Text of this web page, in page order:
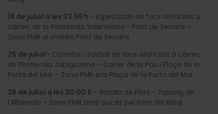
18 de juliol a les 23.59 h – Espectacle de focs artificials a
càrrec de la Pirotecnia Valenciana – Pont de Serrans –
Zona PMR al mateix Pont de Serrans
25 de juliol – Correfoc i castell de focs artificials a càrrec
de Pirotecnia Zaragozana – Carrer de la Pau i Plaça de la
Porta del Mar – Zona PMR a la Plaça de la Porta del Mar
26 de juliol a les 20.00 h – Batalla de Flors – Passeig de
l’Albereda – Zona PMR amb accés pel Pont del Reial